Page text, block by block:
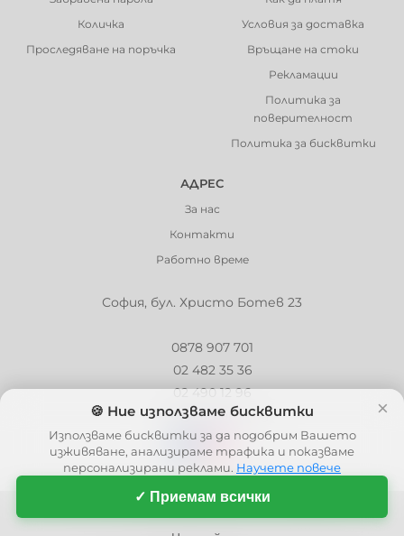
Количка
Проследяване на поръчка
Условия за доставка
Връщане на стоки
Рекламации
Политика за
поверителност
Политика за бисквитки
АДРЕС
За нас
Контакти
Работно време
София, бул. Христо Ботев 23
0878 907 701
02 482 35 36
02 490 12 96
info@barbaron.bg
×
🍪 Ние използваме бисквитки
Използваме бисквитки за да подобрим Вашето
изживяване, анализираме трафика и показваме
персонализирани реклами. Научете повече
✓ Приемам всички